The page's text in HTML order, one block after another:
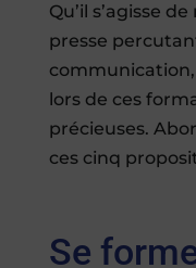
Qu’il s’agisse
presse
lors de ces
précieuses.
ces cinq
Se